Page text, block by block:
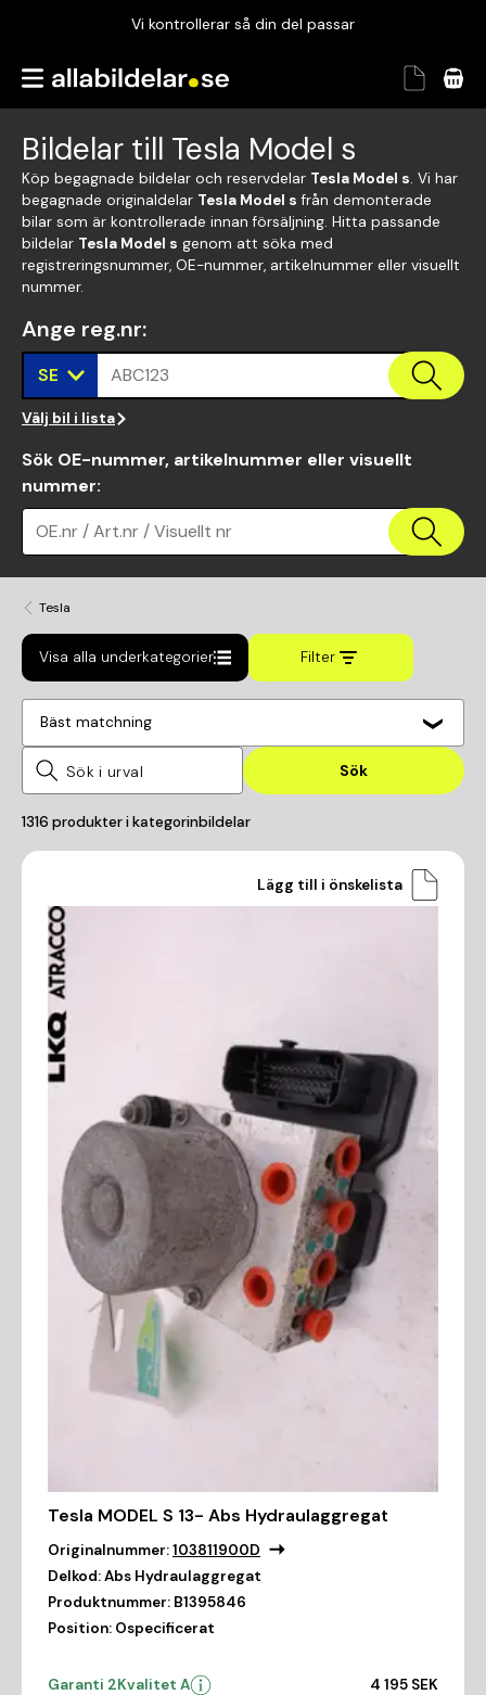
Vi kontrollerar så din del passar
Garanterad passform
Bildelar till Tesla Model s
Köp begagnade bildelar och reservdelar Tesla Model s. Vi har
begagnade originaldelar Tesla Model s från demonterade
bilar som är kontrollerade innan försäljning. Hitta passande
bildelar Tesla Model s genom att söka med
registreringsnummer, OE-nummer, artikelnummer eller visuellt
nummer.
Ange reg.nr:
SE ABC123
Välj bil i lista
Sök OE-nummer, artikelnummer eller visuellt
nummer:
OE.nr / Art.nr / Visuellt nr
Tesla
Visa alla underkategorier Filter
Bäst matchning
Sök
1316 produkter i kategorinbildelar
Lägg till i önskelista
Tesla MODEL S 13- Abs Hydraulaggregat
Originalnummer:103811900D
Delkod:Abs Hydraulaggregat
Produktnummer: B1395846
Position: Ospecificerat
Garanti 2Kvalitet A 4 195 SEK